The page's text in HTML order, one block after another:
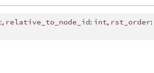
, relative_to_node_id: int, rst_order: